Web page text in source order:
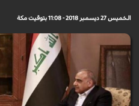
الخميس 27 ديسمبر 2018 - 11:08 بتوقيت مكة